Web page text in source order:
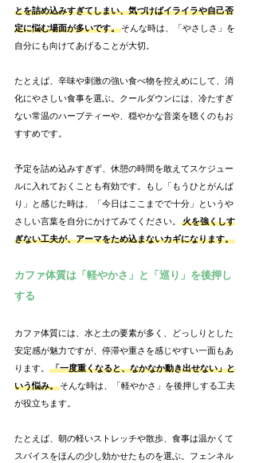
とを詰め込みすぎてしまい、気づけばイライラや自己否
定に悩む場面が多いです。 そんな時は、「やさしさ」を
自分にも向けてあげることが大切。
たとえば、辛味や刺激の強い食べ物を控えめにして、消
化にやさしい食事を選ぶ。クールダウンには、冷たすぎ
ない常温のハーブティーや、穏やかな音楽を聴くのもお
すすめです。
予定を詰め込みすぎず、休憩の時間を敢えてスケジュー
ルに入れておくことも有効です。もし「もうひとがんば
り」と感じた時は、「今日はここまでで十分」というや
さしい言葉を自分にかけてみてください。
火を強くしす
ぎない工夫が、アーマをため込まないカギになります。
カファ体質は「軽やかさ」と「巡り」を後押し
する
カファ体質には、水と土の要素が多く、どっしりとした
安定感が魅力ですが、停滞や重さを感じやすい一面もあ
ります。
「一度重くなると、なかなか動き出せない」と
いう悩み。 そんな時は、「軽やかさ」を後押しする工夫
が役立ちます。
たとえば、朝の軽いストレッチや散歩、食事は温かくて
スパイスをほんの少し効かせたものを選ぶ。フェンネル